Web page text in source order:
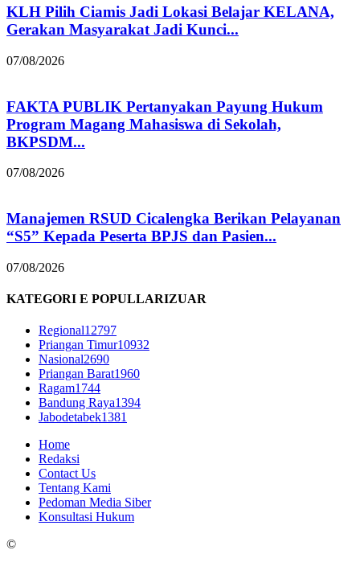
KLH Pilih Ciamis Jadi Lokasi Belajar KELANA,
Gerakan Masyarakat Jadi Kunci...
07/08/2026
FAKTA PUBLIK Pertanyakan Payung Hukum
Program Magang Mahasiswa di Sekolah,
BKPSDM...
07/08/2026
Manajemen RSUD Cicalengka Berikan Pelayanan
“S5” Kepada Peserta BPJS dan Pasien...
07/08/2026
KATEGORI E POPULLARIZUAR
Regional12797
Priangan Timur10932
Nasional2690
Priangan Barat1960
Ragam1744
Bandung Raya1394
Jabodetabek1381
Home
Redaksi
Contact Us
Tentang Kami
Pedoman Media Siber
Konsultasi Hukum
©